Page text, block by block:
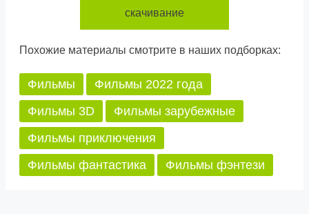
скачивание
Похожие материалы смотрите в наших подборках:
Фильмы
Фильмы 2022 года
Фильмы 3D
Фильмы зарубежные
Фильмы приключения
Фильмы фантастика
Фильмы фэнтези